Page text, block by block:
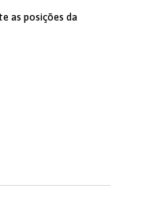
as posições da